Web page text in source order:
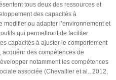
tous deux des ressources et
des capacités à
modifier ou adapter l’environnement et
qui permettront de faciliter
capacités à ajuster le comportement
acquérir des compétences de
notamment les compétences
associée (Chevallier et al., 2012,